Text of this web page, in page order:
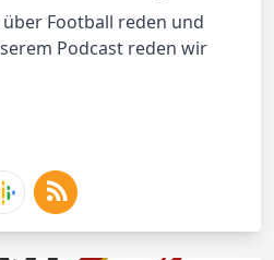
Football reden und
Podcast reden wir